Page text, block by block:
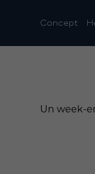
Concept
Un week-